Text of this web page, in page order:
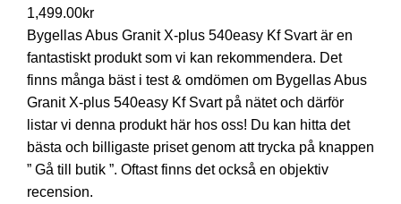
1,499.00kr
Bygellas Abus Granit X-plus 540easy Kf Svart är en
fantastiskt produkt som vi kan rekommendera. Det
finns många bäst i test & omdömen om Bygellas Abus
Granit X-plus 540easy Kf Svart på nätet och därför
listar vi denna produkt här hos oss! Du kan hitta det
bästa och billigaste priset genom att trycka på knappen
” Gå till butik ”. Oftast finns det också en objektiv
recension.